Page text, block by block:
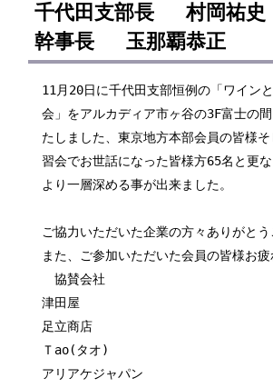
千代田支部長 村岡祐史
幹事長 玉那覇恭正
11月20日に千代田支部恒例の「ワイン
会」をアルカディア市ヶ谷の3F富士の
たしました、東京地方本部会員の皆様
習会でお世話になった皆様方65名と更
より一層深める事が出来ました。
ご協力いただいた企業の方々ありがとう
また、ご参加いただいた会員の皆様お疲
協賛会社
津田屋
足立商店
Ｔao(タオ)
アリアケジャパン